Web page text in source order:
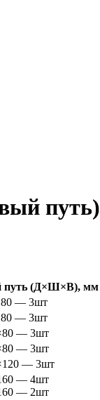
путь)
путь (Д×Ш×В), мм
— 3шт
— 3шт
— 3шт
— 3шт
— 3шт
— 4шт
— 2шт